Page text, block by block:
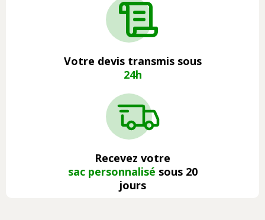
Votre devis transmis sous
24h
Recevez votre
sac personnalisé sous 20
jours